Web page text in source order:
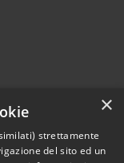
×
strettamente
del sito ed un